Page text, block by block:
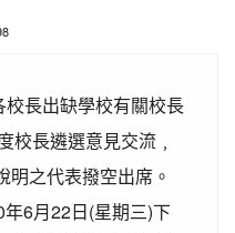
長出缺學校有關校長
校長遴選意見交流﹐
之代表撥空出席。
6月22日(星期三)下